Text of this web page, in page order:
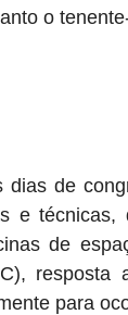
o
dias de
e
de
resposta
para